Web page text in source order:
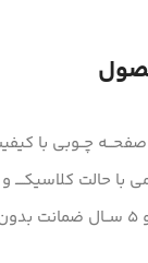
چــوبی با
با حالت کلاسیکــــ